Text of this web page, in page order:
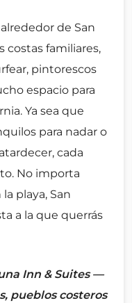
de San
costas familiares,
pintorescos
espacio para
Ya sea que
para nadar o
cada
No importa
playa, San
a la que querrás
Inn & Suites —
pueblos costeros